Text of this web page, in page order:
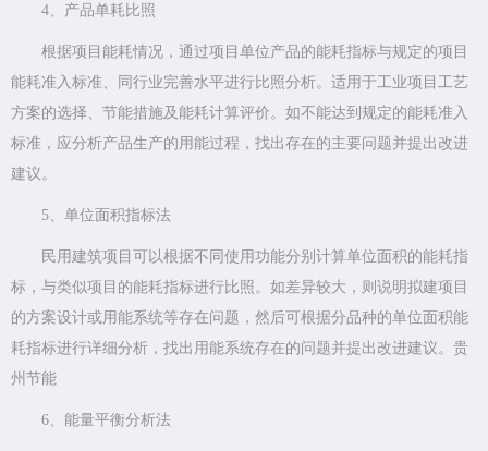
4、产品单耗比照
根据项目能耗情况，通过项目单位产品的能耗指标与规定的项目
能耗准入标准、同行业完善水平进行比照分析。适用于工业项目工艺
方案的选择、节能措施及能耗计算评价。如不能达到规定的能耗准入
标准，应分析产品生产的用能过程，找出存在的主要问题并提出改进
建议。
5、单位面积指标法
民用建筑项目可以根据不同使用功能分别计算单位面积的能耗指
标，与类似项目的能耗指标进行比照。如差异较大，则说明拟建项目
的方案设计或用能系统等存在问题，然后可根据分品种的单位面积能
耗指标进行详细分析，找出用能系统存在的问题并提出改进建议。贵
州节能
6、能量平衡分析法